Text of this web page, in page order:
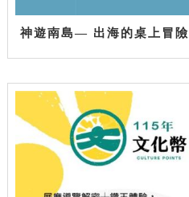
神遊南島— 出海的桌上冒險